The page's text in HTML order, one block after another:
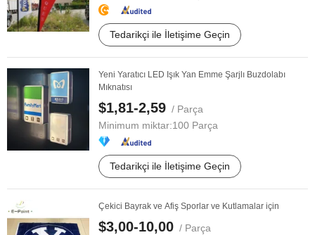
Tedarikçi ile İletişime Geçin
Yeni Yaratıcı LED Işık Yan Emme Şarjlı Buzdolabı
Mıknatısı
$1,81-2,59 / Parça
Minimum miktar:100 Parça
Tedarikçi ile İletişime Geçin
Çekici Bayrak ve Afiş Sporlar ve Kutlamalar için
$3,00-10,00 / Parça